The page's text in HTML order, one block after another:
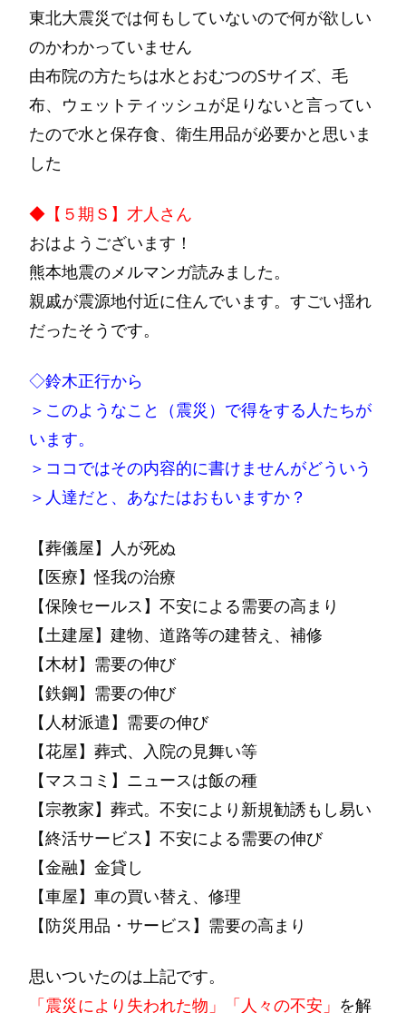
東北大震災では何もしていないので何が欲しい
のかわかっていません
由布院の方たちは水とおむつのSサイズ、毛
布、ウェットティッシュが足りないと言ってい
たので水と保存食、衛生用品が必要かと思いま
した
◆【５期Ｓ】才人さん
おはようございます！
熊本地震のメルマンガ読みました。
親戚が震源地付近に住んでいます。すごい揺れ
だったそうです。
◇鈴木正行から
＞このようなこと（震災）で得をする人たちが
います。
＞ココではその内容的に書けませんがどういう
＞人達だと、あなたはおもいますか？
【葬儀屋】人が死ぬ
【医療】怪我の治療
【保険セールス】不安による需要の高まり
【土建屋】建物、道路等の建替え、補修
【木材】需要の伸び
【鉄鋼】需要の伸び
【人材派遣】需要の伸び
【花屋】葬式、入院の見舞い等
【マスコミ】ニュースは飯の種
【宗教家】葬式。不安により新規勧誘もし易い
【終活サービス】不安による需要の伸び
【金融】金貸し
【車屋】車の買い替え、修理
【防災用品・サービス】需要の高まり
思いついたのは上記です。
「震災により失われた物」「人々の不安」 を解